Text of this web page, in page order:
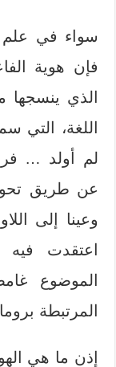
سواء في علم
فإن هوية
الذي ينسجها
اللغة، التي
لم أولد …
عن طريق
وعينا إلى
اعتقدت
الموضوع
المرتبطة
إذن ما هي